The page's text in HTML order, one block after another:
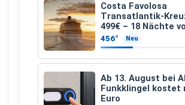
Costa Favolosa
Transatlantik-
499€ – 18 Nächte
Hamburg nach
456° Neu
Ab 13. August bei
Funkklingel kostet
Euro